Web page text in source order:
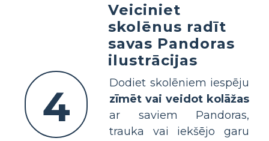
4
Veiciniet
skolēnus radīt
savas Pandoras
ilustrācijas
Dodiet skolēniem iespēju
zīmēt vai veidot kolāžas
ar saviem Pandoras,
trauka vai iekšējo garu